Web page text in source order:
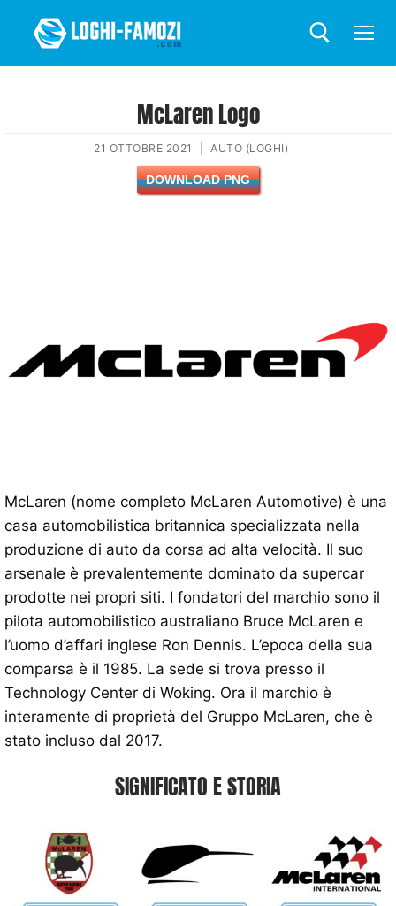
McLaren Logo
21 OTTOBRE 2021 AUTO (LOGHI)
DOWNLOAD PNG
McLaren (nome completo McLaren Automotive) è una
casa automobilistica britannica specializzata nella
produzione di auto da corsa ad alta velocità. Il suo
arsenale è prevalentemente dominato da supercar
prodotte nei propri siti. I fondatori del marchio sono il
pilota automobilistico australiano Bruce McLaren e
l’uomo d’affari inglese Ron Dennis. L’epoca della sua
comparsa è il 1985. La sede si trova presso il
Technology Center di Woking. Ora il marchio è
interamente di proprietà del Gruppo McLaren, che è
stato incluso dal 2017.
SIGNIFICATO E STORIA